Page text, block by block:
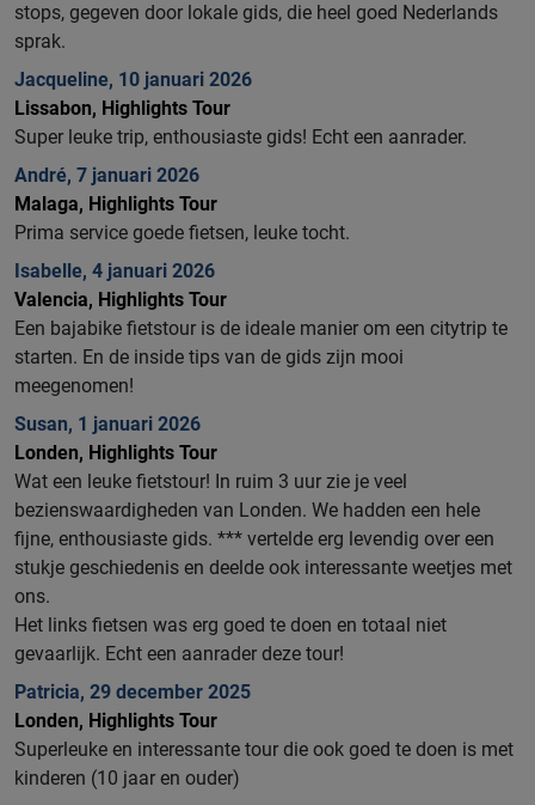
stops, gegeven door lokale gids, die heel goed Nederlands
sprak.
Jacqueline, 10 januari 2026
Lissabon, Highlights Tour
Super leuke trip, enthousiaste gids! Echt een aanrader.
André, 7 januari 2026
Malaga, Highlights Tour
Prima service goede fietsen, leuke tocht.
Isabelle, 4 januari 2026
Valencia, Highlights Tour
Een bajabike fietstour is de ideale manier om een citytrip te
starten. En de inside tips van de gids zijn mooi
meegenomen!
Susan, 1 januari 2026
Londen, Highlights Tour
Wat een leuke fietstour! In ruim 3 uur zie je veel
bezienswaardigheden van Londen. We hadden een hele
fijne, enthousiaste gids. *** vertelde erg levendig over een
stukje geschiedenis en deelde ook interessante weetjes met
ons.
Het links fietsen was erg goed te doen en totaal niet
gevaarlijk. Echt een aanrader deze tour!
Patricia, 29 december 2025
Londen, Highlights Tour
Superleuke en interessante tour die ook goed te doen is met
kinderen (10 jaar en ouder)